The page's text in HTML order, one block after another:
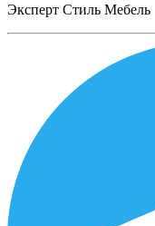
Эксперт Стиль Мебель